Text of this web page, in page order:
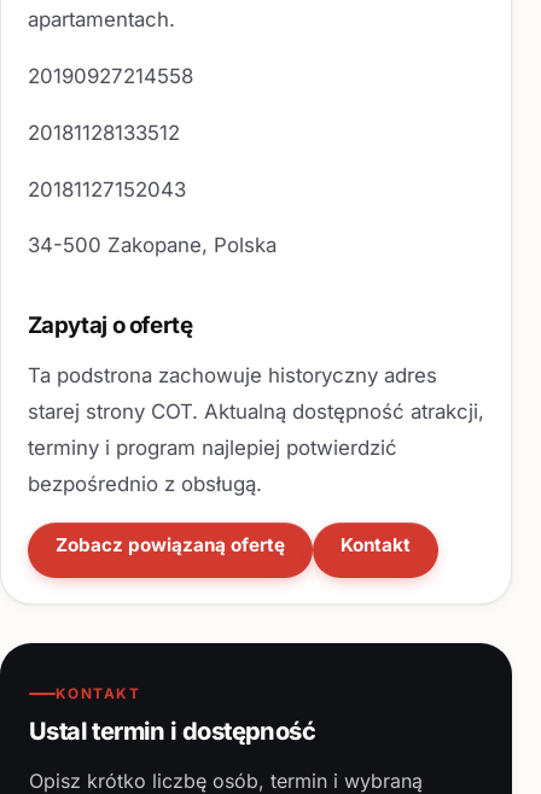
apartamentach.
20190927214558
20181128133512
20181127152043
34-500 Zakopane, Polska
Zapytaj o ofertę
Ta podstrona zachowuje historyczny adres
starej strony COT. Aktualną dostępność atrakcji,
terminy i program najlepiej potwierdzić
bezpośrednio z obsługą.
Zobacz powiązaną ofertę Kontakt
KONTAKT
Ustal termin i dostępność
Opisz krótko liczbę osób, termin i wybraną